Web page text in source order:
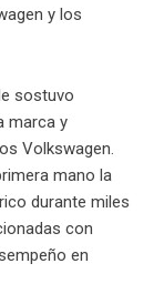
y los
sostuvo
marca y
Volkswagen.
mano la
durante miles
con
en